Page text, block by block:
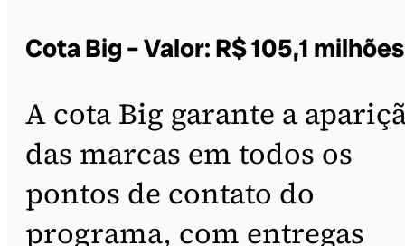
Cota Big – Valor: R$ 105,1 milhões
A cota Big garante a
das marcas em todos os
pontos de contato do
programa, com entregas